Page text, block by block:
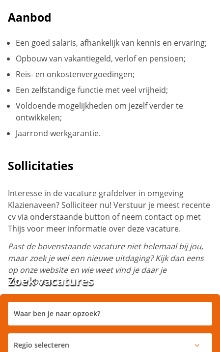
Aanbod
Een goed salaris, afhankelijk van kennis en ervaring;
Opbouw van vakantiegeld, verlof en pensioen;
Reis- en onkostenvergoedingen;
Een zelfstandige functie met veel vrijheid;
Voldoende mogelijkheden om jezelf verder te
ontwikkelen;
Jaarrond werkgarantie.
Sollicitaties
Interesse in de vacature grafdelver in omgeving
Klazienaveen? Solliciteer nu! Verstuur je meest recente
cv via onderstaande button of neem contact op met
Thijs voor meer informatie over deze vacature.
Past de bovenstaande vacature niet helemaal bij jou,
maar zoek je wel een nieuwe uitdaging? Kijk dan eens
op onze website en wie weet vind je daar je
droombaan!
Zoek vacatures